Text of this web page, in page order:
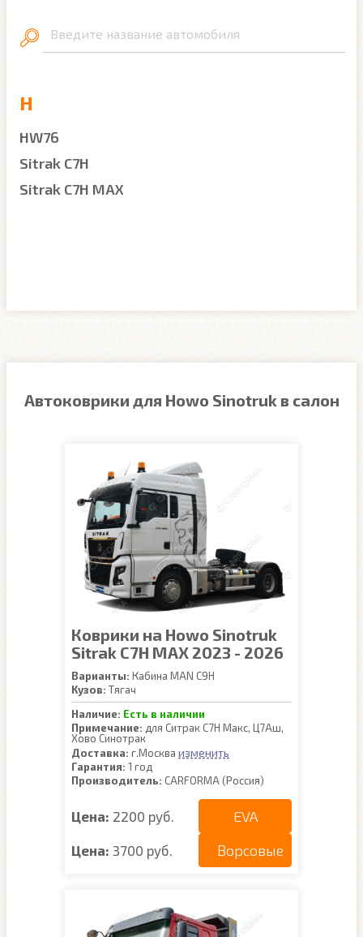
Введите название автомобиля
H
HW76
Sitrak C7H
Sitrak C7H MAX
Автоковрики для Howo Sinotruk в салон
Коврики на Howo Sinotruk
Sitrak C7H MAX 2023 - 2026
Варианты: Кабина MAN C9H
Кузов: Тягач
Наличие: Есть в наличии
Примечание: для Ситрак С7Н Макс, Ц7Аш,
Хово Синотрак
Доставка: г.Москва изменить
Гарантия: 1 год
Производитель: CARFORMA (Россия)
Цена: 2200 руб. EVA
Цена: 3700 руб. Ворсовые